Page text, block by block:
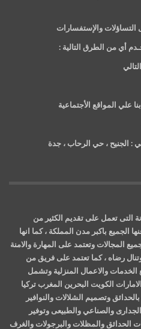
التساؤلات والإستفسارات
أي من الطرق التالية :
علي المواقع الأجتماعية
: الجنيح ، حي الرحاب ، جدة
التى تعمل على تقديم الكثير من
الجميع باكبر مدن المملكة ، كما انها
المجالات وتعتمد على المهارة والامنة
رضاه ، كما تعتمد على فريق من
الخدمات والاعمال المنزلية وتشمل
الكويت البحرين المغرب تركيا
وتصميم الشلالات والنوافير
والصناعي والطبيعى وتوفير
الحدائق والمظلات والبرجولات والغرف